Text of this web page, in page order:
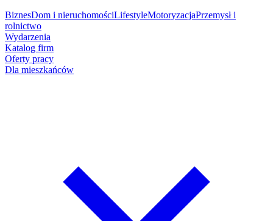
BiznesDom i nieruchomościLifestyleMotoryzacjaPrzemysł i
rolnictwo
Wydarzenia
Katalog firm
Oferty pracy
Dla mieszkańców